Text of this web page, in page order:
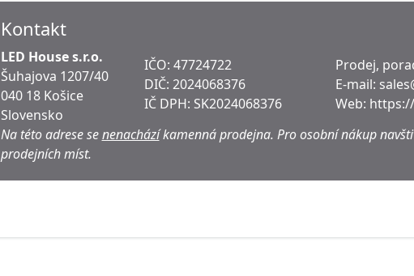
Kontakt
LED House s.r.o.
Šuhajova 1207/40
040 18 Košice
Slovensko
IČO: 47724722
DIČ: 2024068376
IČ DPH: SK2024068376
Prodej,
E-mail:
Web:
Na této adrese senenacházíkamenná prodejna. Pro osobní nákup
prodejních míst.